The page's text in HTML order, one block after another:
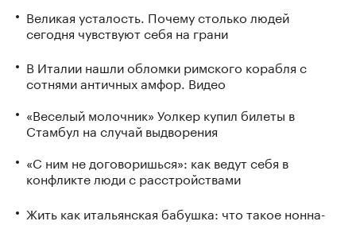
Великая усталость. Почему столько людей
сегодня чувствуют себя на грани
В Италии нашли обломки римского корабля с
сотнями античных амфор. Видео
«Веселый молочник» Уолкер купил билеты в
Стамбул на случай выдворения
«С ним не договоришься»: как ведут себя в
конфликте люди с расстройствами
Жить как итальянская бабушка: что такое нонна-